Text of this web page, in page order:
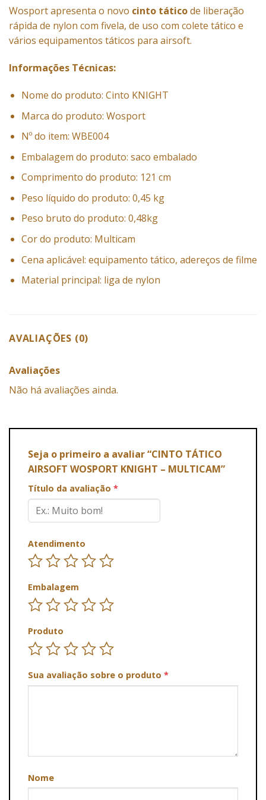
Wosport apresenta o novo cinto táticode liberação
rápida de nylon com fivela, de uso com colete tático e
vários equipamentos táticos para airsoft.
Informações Técnicas:
Nome do produto: Cinto KNIGHT
Marca do produto: Wosport
Nº do item: WBE004
Embalagem do produto: saco embalado
Comprimento do produto: 121 cm
Peso líquido do produto: 0,45 kg
Peso bruto do produto: 0,48kg
Cor do produto: Multicam
Cena aplicável: equipamento tático, adereços de filme
Material principal: liga de nylon
AVALIAÇÕES (0)
Avaliações
Não há avaliações ainda.
Seja o primeiro a avaliar “CINTO TÁTICO
AIRSOFT WOSPORT KNIGHT – MULTICAM”
Título da avaliação *
Atendimento
Embalagem
Produto
Sua avaliação sobre o produto *
Nome